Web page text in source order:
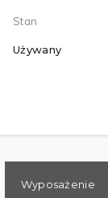
Stan
Używany
Wyposażenie